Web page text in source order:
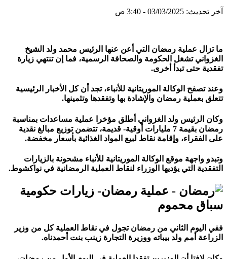
آخر تحديث: 03/03/2025 - 3:40 ص
ما تزال عملية رمضان التي أعن عنها الرئيس محمد ولد الشيخ
الغزواني تشغل الحكومة والصحافة الرسمية، فما إن تنتهي زيارة
تفقدية حتى تبدأ أخرى.
وعند تصفح الوكالة الموريتانية للأنباء، تجد أن كل الأخبار الرئيسية
تتعلق بعملية رمضان والإشادة بها وتفقدها وتثمينها.
وكان الرئيس ولد الغزواني أطلق مؤخرا عملية مساعدات بمناسبة
رمضان بقيمة 7 مليارات أوقية- قديمة، تتضمن توزيع مبالغ نقدية
على الفقراء، وإقامة نقاط لبيع المواد الغذائية بأسعار مخفضة.
وتبدو واجهة موقع الوكالة الموريتانية للأنباء مشحونة بالزيارات
التفقدية التي يؤديها الوزراء لنقاط العملية الرمضانية في نواكشوط.
سباق محموم
ففي اليوم الثاني من رمضان تجول في نقاط العملية كل من وزير
الزراعة أمم ولد بيباته ووزيرة التجارة زينب بنت أحمدناه.